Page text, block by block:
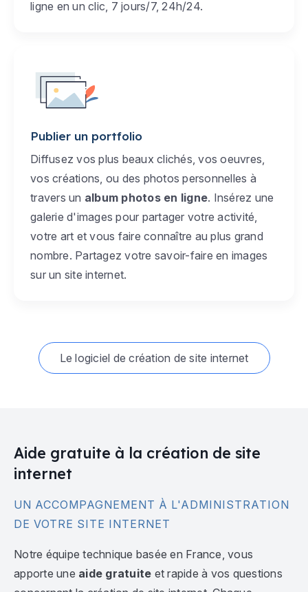
ligne en un clic, 7 jours/7, 24h/24.
Publier un portfolio
Diffusez vos plus beaux clichés, vos oeuvres,
vos créations, ou des photos personnelles à
travers un album photos en ligne. Insérez une
galerie d'images pour partager votre activité,
votre art et vous faire connaître au plus grand
nombre. Partagez votre savoir-faire en images
sur un site internet.
Le logiciel de création de site internet
Aide gratuite à la création de site
internet
UN ACCOMPAGNEMENT À L'ADMINISTRATION
DE VOTRE SITE INTERNET
Notre équipe technique basée en France, vous
apporte une aide gratuite et rapide à vos questions